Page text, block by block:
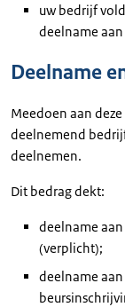
uw bedrijf
deelname
Deelname
Meedoen aan
deelnemend
deelnemen.
Dit bedrag dekt:
deelname
(verplicht);
deelname aan